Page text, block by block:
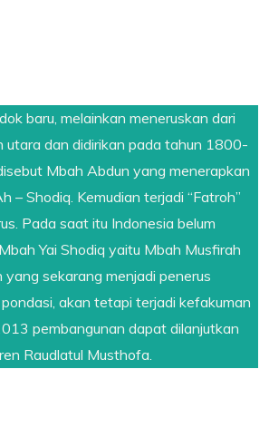
baru, melainkan meneruskan dari
utara dan didirikan pada tahun 1800-
Mbah Abdun yang menerapkan
– Shodiq. Kemudian terjadi “Fatroh”
Pada saat itu Indonesia belum
Yai Shodiq yaitu Mbah Musfirah
yang sekarang menjadi penerus
akan tetapi terjadi kefakuman
pembangunan dapat dilanjutkan
Raudlatul Musthofa.